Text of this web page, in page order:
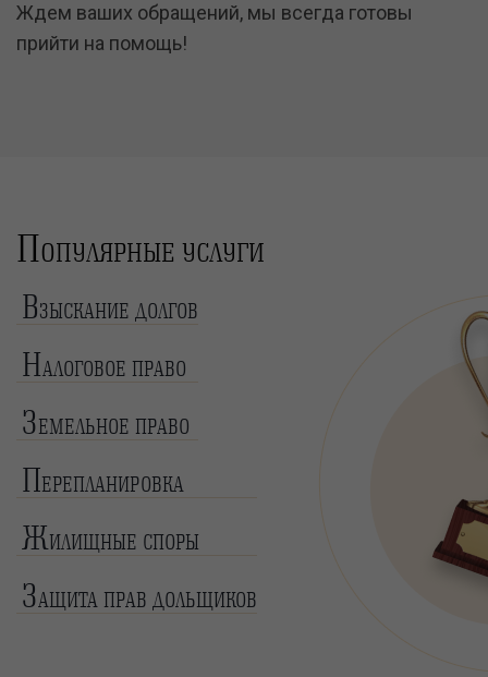
Ждем ваших обращений, мы всегда готовы
прийти на помощь!
ПОПУЛЯРНЫЕ УСЛУГИ
ВЗЫСКАНИЕ ДОЛГОВ
НАЛОГОВОЕ ПРАВО
ЗЕМЕЛЬНОЕ ПРАВО
ПЕРЕПЛАНИРОВКА
ЖИЛИЩНЫЕ СПОРЫ
ЗАЩИТА ПРАВ ДОЛЬЩИКОВ